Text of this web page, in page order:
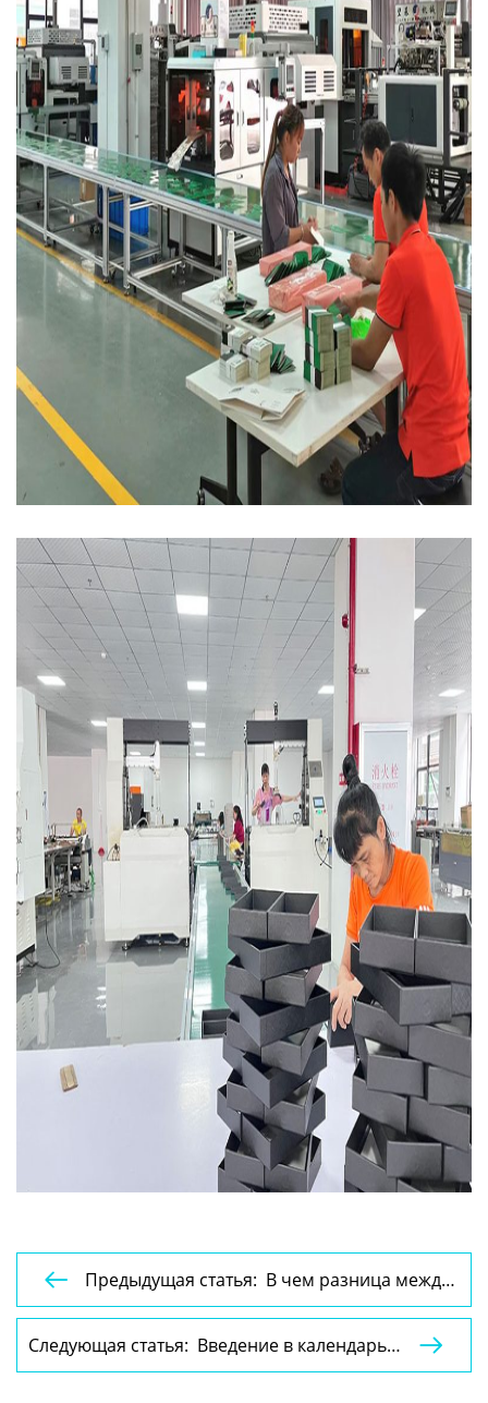

Предыдущая статья: В чем разница между
почтовыми ящиками и
Следующая статья: Введение в календарь и
его применение
